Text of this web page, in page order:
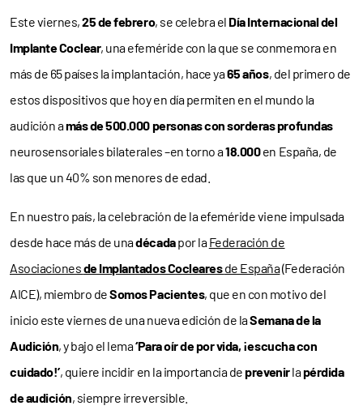
Este viernes,25 de febrero, se celebra el Día Internacional del
Implante Coclear, una efeméride con la que se conmemora en
más de 65 países la implantación, hace ya65 años, del primero de
estos dispositivos que hoy en día permiten en el mundo la
audición amás de 500.000 personas con sorderas profundas
neurosensoriales bilaterales –en torno a18.000en España, de
las que un 40% son menores de edad.
En nuestro país, la celebración de la efeméride viene impulsada
desde hace más de unadécadapor laFederación de
Asociacionesde Implantados Coclearesde España(Federación
AICE), miembro deSomos Pacientes, que en con motivo del
inicio este viernes de una nueva edición de laSemana de la
Audición, y bajo el lema‘Para oír de por vida, ¡escucha con
cuidado!’, quiere incidir en la importancia deprevenirlapérdida
de audición, siempre irreversible.